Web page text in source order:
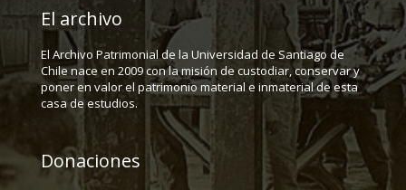
El archivo
El Archivo Patrimonial de la Universidad de Santiago de
Chile nace en 2009 con la misión de custodiar, conservar y
poner en valor el patrimonio material e inmaterial de esta
casa de estudios.
Donaciones